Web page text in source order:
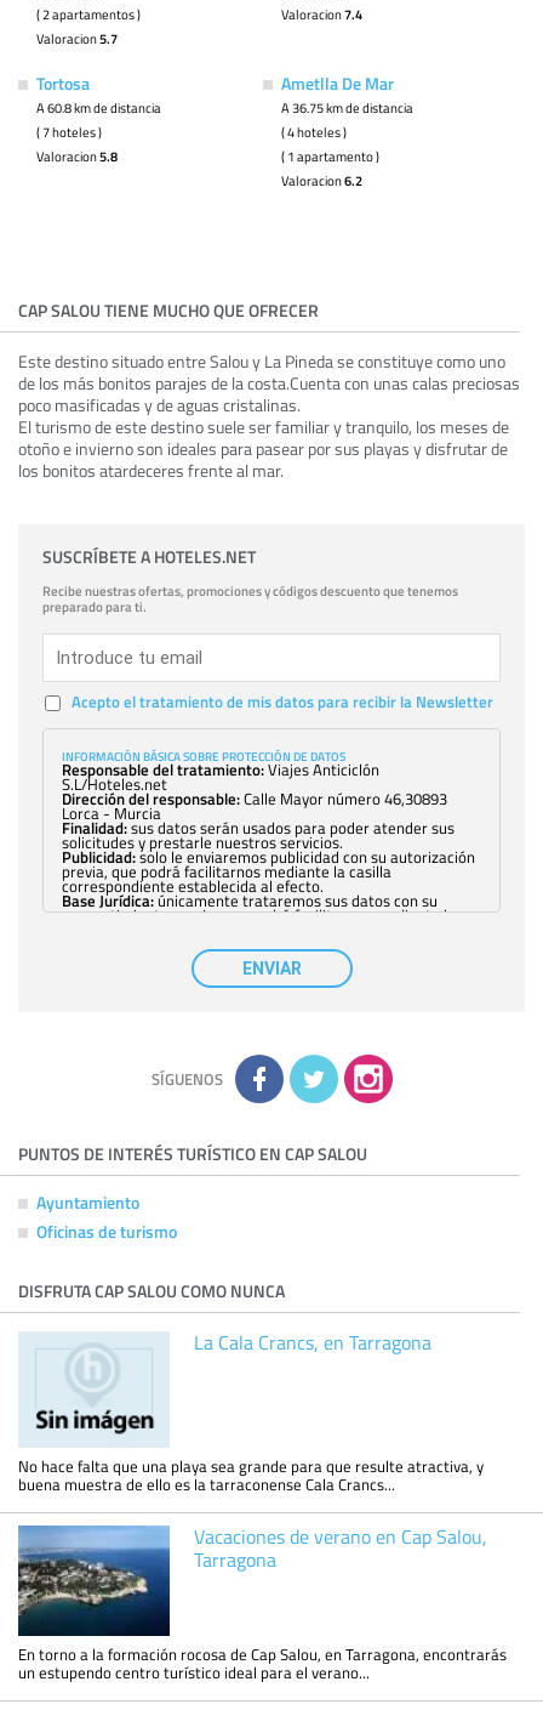
( 2 apartamentos )
Valoracion5.7
Valoracion7.4
Tortosa
A 60.8 km de distancia
( 7 hoteles )
Valoracion5.8
Ametlla De Mar
A 36.75 km de distancia
( 4 hoteles )
( 1 apartamento )
Valoracion6.2
CAP SALOU TIENE MUCHO QUE OFRECER
Este destino situado entre Salou y La Pineda se constituye como uno
de los más bonitos parajes de la costa.Cuenta con unas calas preciosas
poco masificadas y de aguas cristalinas.
El turismo de este destino suele ser familiar y tranquilo, los meses de
otoño e invierno son ideales para pasear por sus playas y disfrutar de
los bonitos atardeceres frente al mar.
SUSCRÍBETE A HOTELES.NET
Recibe nuestras ofertas, promociones y códigos descuento que tenemos
preparado para ti.
Acepto el tratamiento de mis datos para recibir la Newsletter
INFORMACIÓN BÁSICA SOBRE PROTECCIÓN DE DATOS
Responsable del tratamiento:Viajes Anticiclón
S.L/Hoteles.net
Dirección del responsable:Calle Mayor número 46,30893
Lorca - Murcia
Finalidad:sus datos serán usados para poder atender sus
solicitudes y prestarle nuestros servicios.
Publicidad:solo le enviaremos publicidad con su autorización
previa, que podrá facilitarnos mediante la casilla
correspondiente establecida al efecto.
Base Jurídica:únicamente trataremos sus datos con su
consentimiento previo, que podrá facilitarnos mediante la
con carácter general, sólo el personal de
nuestra entidad que esté debidamente autorizado podrá
tener conocimiento de la información que le pedimos. No se
comunicarán datos a terceros.
adicional y detallada sobre cómo tratamos sus datos en la
política de privacidad
ENVIAR
SÍGUENOS
PUNTOS DE INTERÉS TURÍSTICO EN CAP SALOU
Ayuntamiento
Oficinas de turismo
DISFRUTA CAP SALOU COMO NUNCA
La Cala Crancs, en Tarragona
No hace falta que una playa sea grande para que resulte atractiva, y
buena muestra de ello es la tarraconense Cala Crancs...
Vacaciones de verano en Cap Salou,
Tarragona
En torno a la formación rocosa de Cap Salou, en Tarragona, encontrarás
un estupendo centro turístico ideal para el verano...